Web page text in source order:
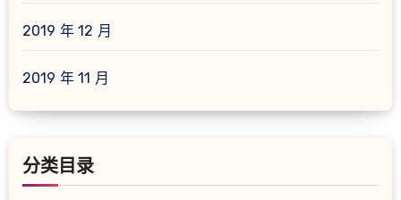
2019 年 12 月
2019 年 11 月
分类目录